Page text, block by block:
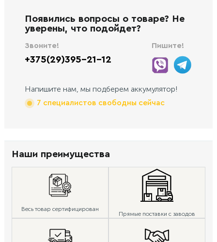
Появились вопросы о товаре? Не
уверены, что подойдет?
Звоните!
+375(29)395-21-12
Пишите!
Напишите нам, мы подберем аккумулятор!
7 специалистов свободны сейчас
Наши преимущества
Весь товар сертифицирован
Прямые поставки с заводов